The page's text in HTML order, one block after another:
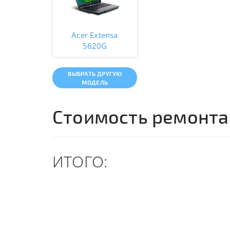
Acer Extensa
5620G
ВЫБРАТЬ ДРУГУЮ
МОДЕЛЬ
Стоимость ремонта
ИТОГО: